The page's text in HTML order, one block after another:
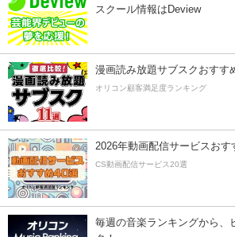
スクール情報はDeview
漫画読み放題サブスクおすす
オリコン顧客満足度ランキング
2026年動画配信サービスおす
CS動画配信サービス20選
毎週の音楽ランキングから、